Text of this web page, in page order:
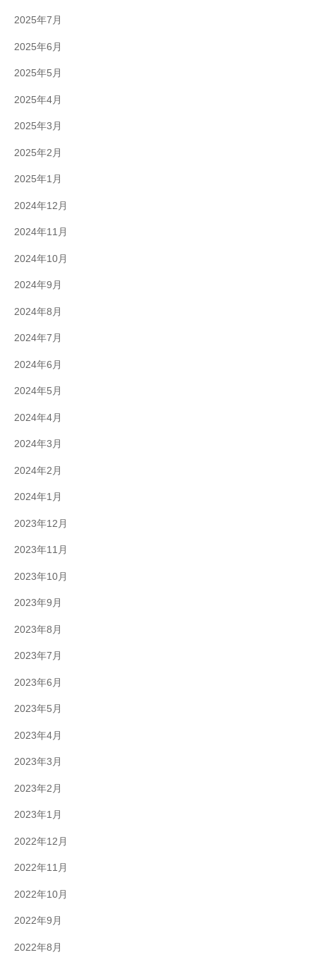
2025年7月
2025年6月
2025年5月
2025年4月
2025年3月
2025年2月
2025年1月
2024年12月
2024年11月
2024年10月
2024年9月
2024年8月
2024年7月
2024年6月
2024年5月
2024年4月
2024年3月
2024年2月
2024年1月
2023年12月
2023年11月
2023年10月
2023年9月
2023年8月
2023年7月
2023年6月
2023年5月
2023年4月
2023年3月
2023年2月
2023年1月
2022年12月
2022年11月
2022年10月
2022年9月
2022年8月